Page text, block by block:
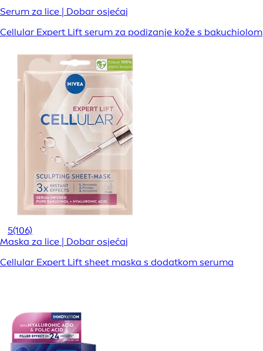
Serum za lice | Dobar osjećaj
Cellular Expert Lift serum za podizanje kože s bakuchiolom
5(106)
Maska za lice | Dobar osjećaj
Cellular Expert Lift sheet maska s dodatkom seruma